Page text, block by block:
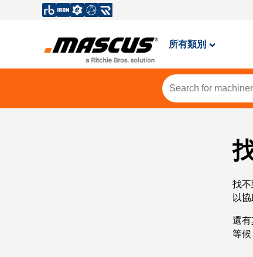
所有類別
找
以協
還
等候